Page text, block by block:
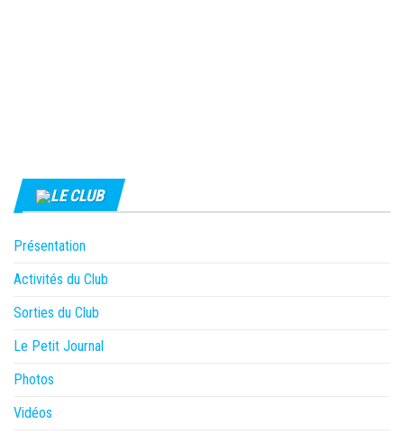
LE CLUB
Présentation
Activités du Club
Sorties du Club
Le Petit Journal
Photos
Vidéos